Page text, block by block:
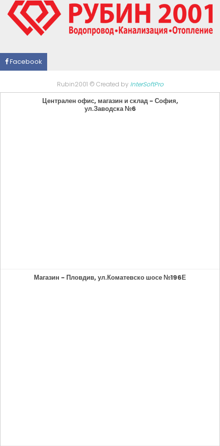
Facebook
Rubin2001 © Created by InterSoftPro
Централен офис, магазин и склад - София,
ул.Заводска №6
Магазин - Пловдив, ул.Коматевско шосе №196Е